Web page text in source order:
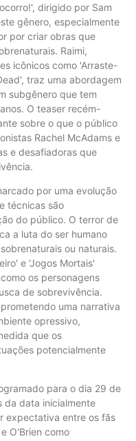
dirigido por Sam
gênero, especialmente
por criar obras que
Raimi,
icônicos como 'Arraste-
traz uma abordagem
subgênero que tem
O teaser recém-
sobre o que o público
Rachel McAdams e
e desafiadoras que
por uma evolução
técnicas são
do público. O terror de
a luta do ser humano
ou naturais.
e 'Jogos Mortais'
os personagens
de sobrevivência.
uma narrativa
opressivo,
que os
potencialmente
para o dia 29 de
da data inicialmente
expectativa entre os fãs
O'Brien como